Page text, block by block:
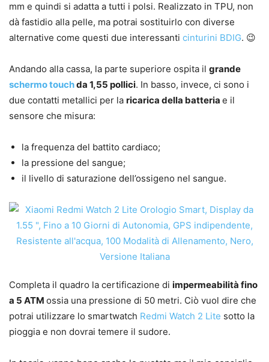
mm e quindi si adatta a tutti i polsi. Realizzato in TPU, non
dà fastidio alla pelle, ma potrai sostituirlo con diverse
alternative come questi due interessanti cinturini BDIG. 😉
Andando alla cassa, la parte superiore ospita il grande
schermo touchda 1,55 pollici. In basso, invece, ci sono i
due contatti metallici per la ricarica della batteria e il
sensore che misura:
la frequenza del battito cardiaco;
la pressione del sangue;
il livello di saturazione dell’ossigeno nel sangue.
Completa il quadro la certificazione di impermeabilità fino
a 5 ATM ossia una pressione di 50 metri. Ciò vuol dire che
potrai utilizzare lo smartwatch Redmi Watch 2 Lite sotto la
pioggia e non dovrai temere il sudore.